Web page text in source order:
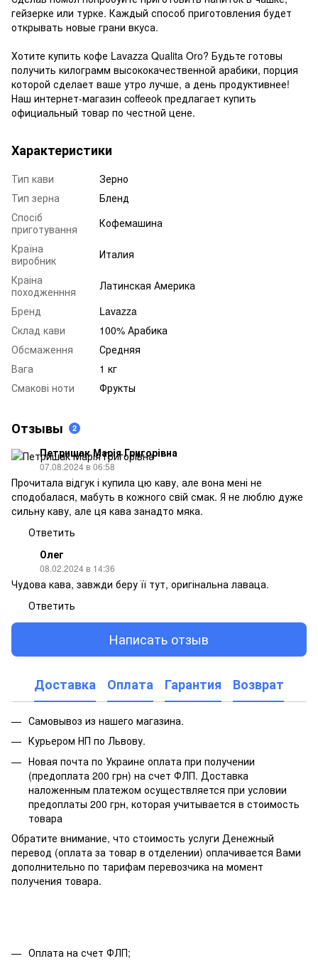
гейзерке или турке. Каждый способ приготовления будет
открывать новые грани вкуса.
Хотите купить кофе Lavazza Qualita Oro? Будьте готовы
получить килограмм высококачественной арабики, порция
которой сделает ваше утро лучше, а день продуктивнее!
Наш интернет-магазин coffeeok предлагает купить
официальный товар по честной цене.
Характеристики
Тип кави
Зерно
Тип зерна
Бленд
Спосіб
приготування
Кофемашина
Країна
виробник
Италия
Краіна
походженння
Латинская Америка
Бренд
Lavazza
Склад кави
100% Арабика
Обсмаження
Средняя
Вага
1 кг
Смакові ноти
Фрукты
Отзывы 2
Петришак Марія Григорівна
07.08.2024 в 06:58
Прочитала відгук і купила цю каву, але вона мені не
сподобалася, мабуть в кожного свій смак. Я не люблю дуже
сильну каву, але ця кава занадто мяка.
Ответить
Олег
08.02.2024 в 14:36
Чудова кава, завжди беру її тут, оригінальна лаваца.
Ответить
Написать отзыв
Доставка Оплата Гарантия Возврат
Самовывоз из нашего магазина.
Курьером НП по Львову.
Новая почта по Украине оплата при получении
(предоплата 200 грн) на счет ФЛП. Доставка
наложенным платежом осуществляется при условии
предоплаты 200 грн, которая учитывается в стоимость
товара
Обратите внимание, что стоимость услуги Денежный
перевод (оплата за товар в отделении) оплачивается Вами
дополнительно по тарифам перевозчика на момент
получения товара.
Оплата на счет ФЛП;